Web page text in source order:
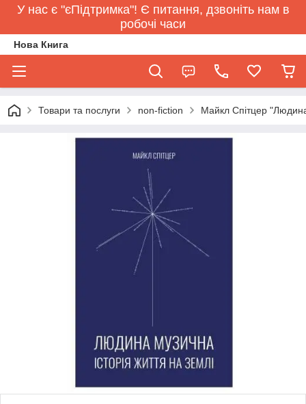
У нас є "єПідтримка"! Є питання, дзвоніть нам в
робочі часи
Нова Книга
Товари та послуги non-fiction Майкл Спітцер